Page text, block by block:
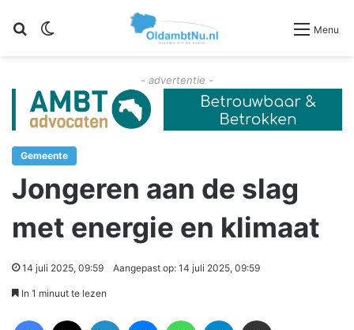
Zoeken Menu
- advertentie -
Gemeente
Jongeren aan de slag
met energie en klimaat
14 juli 2025, 09:59 Aangepast op: 14 juli 2025, 09:59
In 1 minuut te lezen